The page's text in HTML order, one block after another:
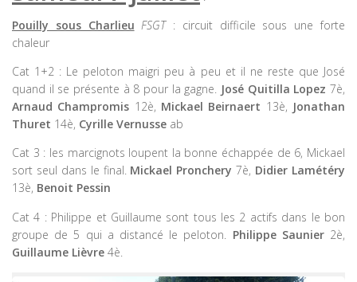
Pouilly sous Charlieu FSGT: circuit difficile sous une forte
chaleur
Cat 1+2 : Le peloton maigri peu à peu et il ne reste que José
quand il se présente à 8 pour la gagne. José Quitilla Lopez 7è,
Arnaud Champromis 12è, Mickael Beirnaert 13è, Jonathan
Thuret 14è, Cyrille Vernusse ab
Cat 3 : les marcignots loupent la bonne échappée de 6, Mickael
sort seul dans le final. Mickael Pronchery 7è, Didier Lamétéry
13è, Benoit Pessin
Cat 4 : Philippe et Guillaume sont tous les 2 actifs dans le bon
groupe de 5 qui a distancé le peloton. Philippe Saunier2è,
Guillaume Lièvre 4è.